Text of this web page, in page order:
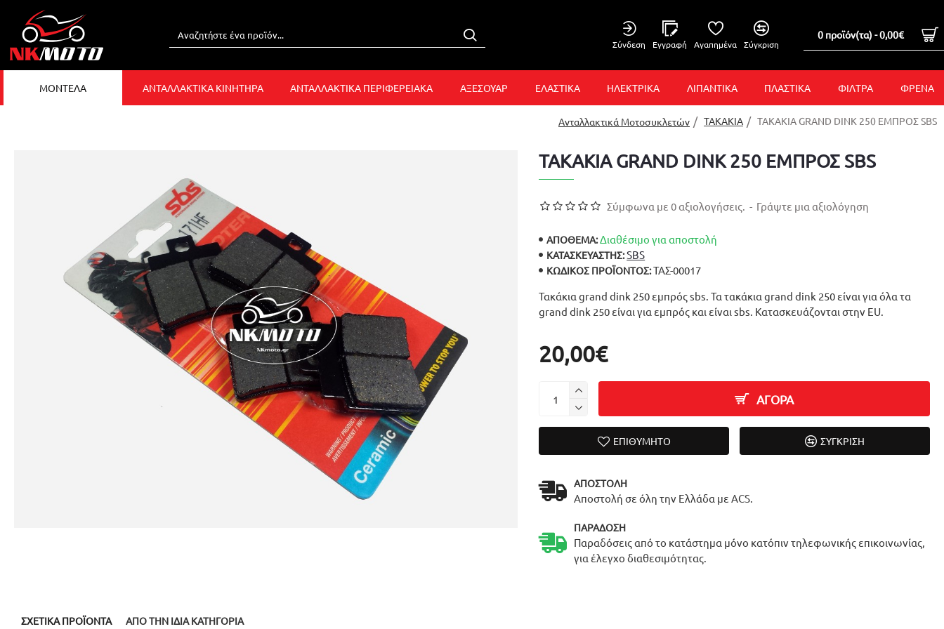
Σύνδεση Εγγραφή Αγαπημένα Σύγκριση
0 προϊόν(τα) - 0,00€
ΜΟΝΤΕΛΑ ΑΝΤΑΛΛΑΚΤΙΚΑ ΚΙΝΗΤΗΡΑ ΑΝΤΑΛΛΑΚΤΙΚΑ ΠΕΡΙΦΕΡΕΙΑΚΑ ΑΞΕΣΟΥΑΡ ΕΛΑΣΤΙΚΑ ΗΛΕΚΤΡΙΚΑ ΛΙΠΑΝΤΙΚΑ ΠΛΑΣΤΙΚΑ ΦΙΛΤΡΑ ΦΡΕΝΑ
Ανταλλακτικά Μοτοσυκλετών ΤΑΚΑΚΙΑ ΤΑΚΑΚΙΑ GRAND DINK 250 ΕΜΠΡΟΣ SBS
ΤΑΚΑΚΙΑ GRAND DINK 250 ΕΜΠΡΟΣ SBS
Τακάκια grand dink 250 εμπρός sbs. Τα τακάκια grand dink 250 είναι για όλα τα
grand dink 250 είναι για εμπρός και είναι sbs. Κατασκευάζονται στην EU.
ΑΠΟΘΕΜΑ:Διαθέσιμο για αποστολή
ΚΑΤΑΣΚΕΥΑΣΤΉΣ:SBS
ΚΩΔΙΚΌΣ ΠΡΟΪΌΝΤΟΣ:ΤΑΣ-00017
Σύμφωνα με 0 αξιολογήσεις. - Γράψτε μια αξιολόγηση
20,00€
ΑΓΟΡΑ
ΕΠΙΘΥΜΗΤΌ ΣΎΓΚΡΙΣΗ
ΑΠΟΣΤΟΛΉ
Αποστολή σε όλη την Ελλάδα με ACS.
ΠΑΡΆΔΟΣΗ
Παραδόσεις από το κατάστημα μόνο κατόπιν τηλεφωνικής επικοινωνίας,
για έλεγχο διαθεσιμότητας.
ΣΧΕΤΙΚΆ ΠΡΟΪΌΝΤΑ ΑΠΌ ΤΗΝ ΊΔΙΑ ΚΑΤΗΓΟΡΊΑ